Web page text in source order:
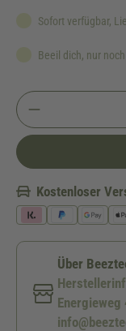
Sofort verfügbar,
Beeil dich, nur
Kostenloser
Über
Energieweg